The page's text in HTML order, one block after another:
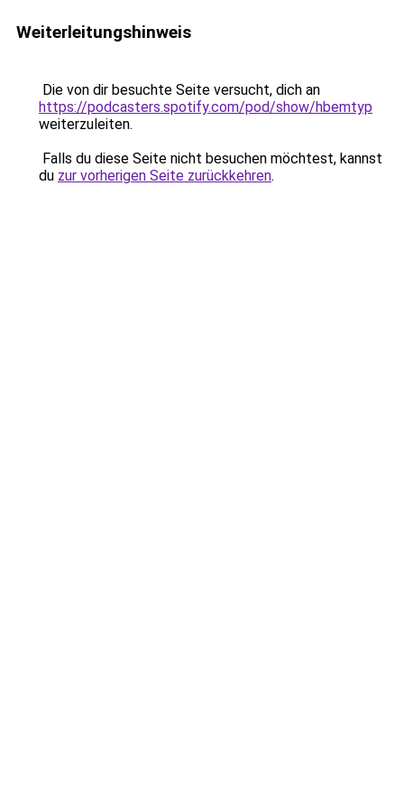
Weiterleitungshinweis
Die von dir besuchte Seite versucht, dich an
https://podcasters.spotify.com/pod/show/hbemtyp
weiterzuleiten.
Falls du diese Seite nicht besuchen möchtest, kannst
du zur vorherigen Seite zurückkehren.